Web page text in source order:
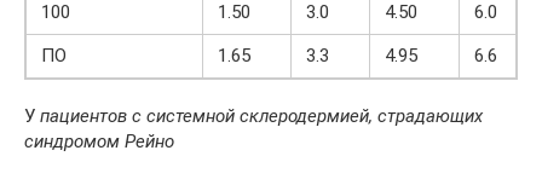
100
1.50 3.0 4.50
6.0
ПО
1.65 3.3 4.95 6.6
У пациентов с системной склеродермией, страдающих
синдромом Рейно